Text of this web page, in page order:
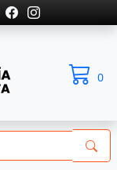
0